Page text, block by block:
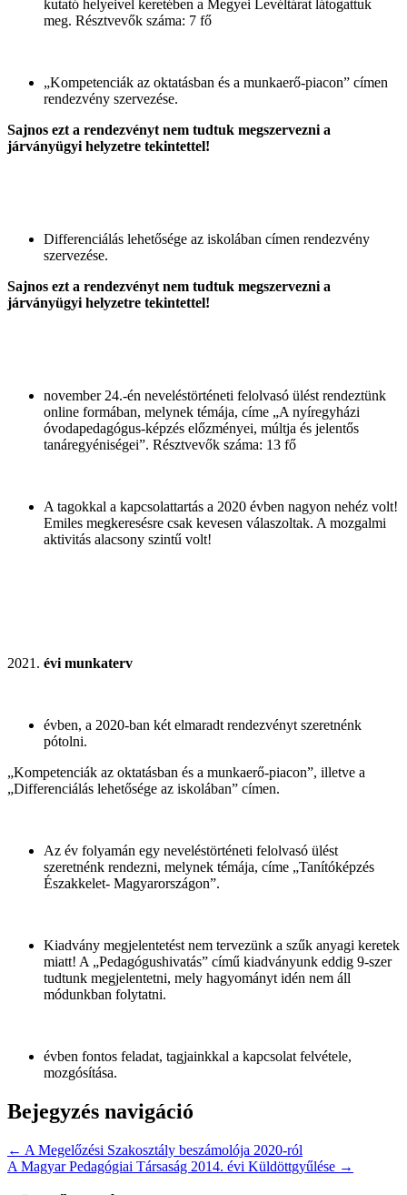
kutató helyeivel keretében a Megyei Levéltárat látogattuk
meg. Résztvevők száma: 7 fő
„Kompetenciák az oktatásban és a munkaerő-piacon” címen
rendezvény szervezése.
Sajnos ezt a rendezvényt nem tudtuk megszervezni a
járványügyi helyzetre tekintettel!
Differenciálás lehetősége az iskolában címen rendezvény
szervezése.
Sajnos ezt a rendezvényt nem tudtuk megszervezni a
járványügyi helyzetre tekintettel!
november 24.-én neveléstörténeti felolvasó ülést rendeztünk
online formában, melynek témája, címe „A nyíregyházi
óvodapedagógus-képzés előzményei, múltja és jelentős
tanáregyéniségei”. Résztvevők száma: 13 fő
A tagokkal a kapcsolattartás a 2020 évben nagyon nehéz volt!
Emiles megkeresésre csak kevesen válaszoltak. A mozgalmi
aktivitás alacsony szintű volt!
évi munkaterv
évben, a 2020-ban két elmaradt rendezvényt szeretnénk
pótolni.
„Kompetenciák az oktatásban és a munkaerő-piacon”, illetve a
„Differenciálás lehetősége az iskolában” címen.
Az év folyamán egy neveléstörténeti felolvasó ülést
szeretnénk rendezni, melynek témája, címe „Tanítóképzés
Északkelet- Magyarországon”.
Kiadvány megjelentetést nem tervezünk a szűk anyagi keretek
miatt! A „Pedagógushivatás” című kiadványunk eddig 9-szer
tudtunk megjelentetni, mely hagyományt idén nem áll
módunkban folytatni.
évben fontos feladat, tagjainkkal a kapcsolat felvétele,
mozgósítása.
Bejegyzés navigáció
← A Megelőzési Szakosztály beszámolója 2020-ról
A Magyar Pedagógiai Társaság 2014. évi Küldöttgyűlése →